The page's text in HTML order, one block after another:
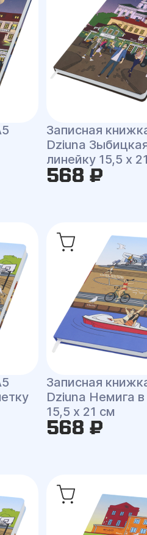
Записная
Dziuna
линейку 15,5 x
568 ₽
Записная
Dziuna Немига в
15,5 x 21 см
568 ₽